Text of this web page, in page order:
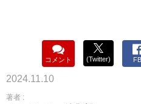
コメント (Twitter) FB
2024.11.10
著者 :